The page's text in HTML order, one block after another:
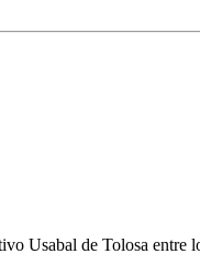
Usabal de Tolosa entre